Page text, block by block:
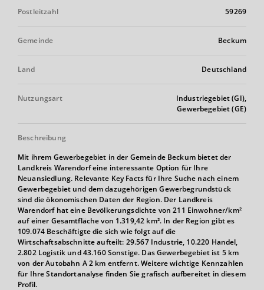
Postleitzahl 59269
Gemeinde Beckum
Land Deutschland
Nutzungsart
Industriegebiet (GI),
Gewerbegebiet (GE)
Beschreibung
Mit ihrem Gewerbegebiet in der Gemeinde Beckum bietet der
Landkreis Warendorf eine interessante Option für Ihre
Neuansiedlung. Relevante Key Facts für Ihre Suche nach einem
Gewerbegebiet und dem dazugehörigen Gewerbegrundstück
sind die ökonomischen Daten der Region. Der Landkreis
Warendorf hat eine Bevölkerungsdichte von 211 Einwohner/km²
auf einer Gesamtfläche von 1.319,42 km². In der Region gibt es
109.074 Beschäftigte die sich wie folgt auf die
Wirtschaftsabschnitte aufteilt: 29.567 Industrie, 10.220 Handel,
2.802 Logistik und 43.160 Sonstige. Das Gewerbegebiet ist 5 km
von der Autobahn A 2 km entfernt. Weitere wichtige Kennzahlen
für Ihre Standortanalyse finden Sie grafisch aufbereitet in diesem
Profil.